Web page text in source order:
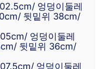
엉덩이둘레
뒷밑위 38cm/
엉덩이둘레
뒷밑위 36cm/
엉덩이둘레